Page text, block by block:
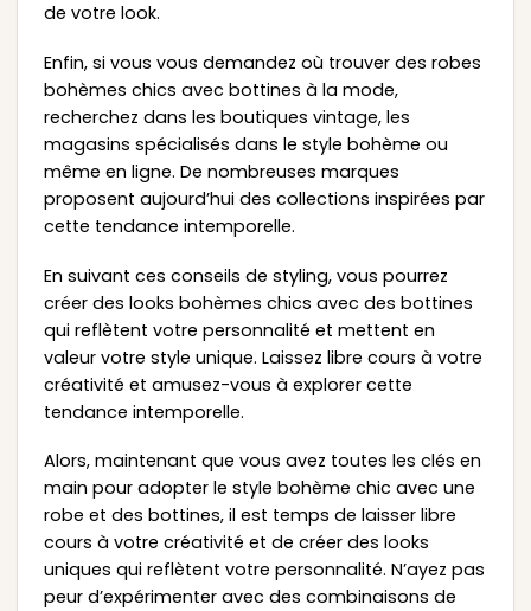
de votre look.
Enfin, si vous vous demandez où trouver des robes
bohèmes chics avec bottines à la mode,
recherchez dans les boutiques vintage, les
magasins spécialisés dans le style bohème ou
même en ligne. De nombreuses marques
proposent aujourd’hui des collections inspirées par
cette tendance intemporelle.
En suivant ces conseils de styling, vous pourrez
créer des looks bohèmes chics avec des bottines
qui reflètent votre personnalité et mettent en
valeur votre style unique. Laissez libre cours à votre
créativité et amusez-vous à explorer cette
tendance intemporelle.
Alors, maintenant que vous avez toutes les clés en
main pour adopter le style bohème chic avec une
robe et des bottines, il est temps de laisser libre
cours à votre créativité et de créer des looks
uniques qui reflètent votre personnalité. N’ayez pas
peur d’expérimenter avec des combinaisons de